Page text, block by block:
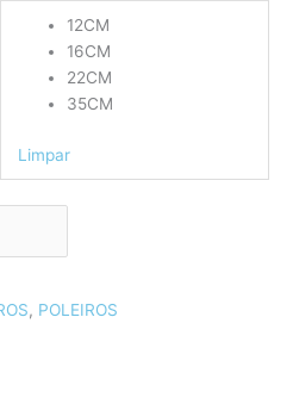
12CM
16CM
22CM
35CM
Limpar
, POLEIROS